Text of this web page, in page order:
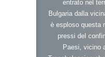
entrato nel
Bulgaria dalla
è esploso questa
pressi del
Paesi, vicino